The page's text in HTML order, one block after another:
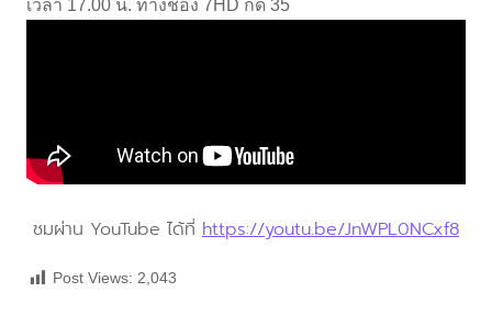
เวลา 17.00 น. ทางช่อง 7HD กด 35
ชมผ่าน YouTube ได้ที่ https://youtu.be/JnWPL0NCxf8
Post Views: 2,043